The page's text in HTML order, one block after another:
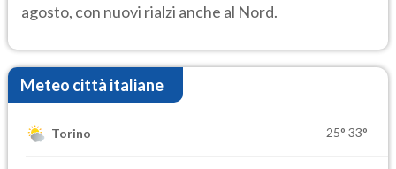
agosto, con nuovi rialzi anche al Nord.
Meteo città italiane
Torino 25° 33°